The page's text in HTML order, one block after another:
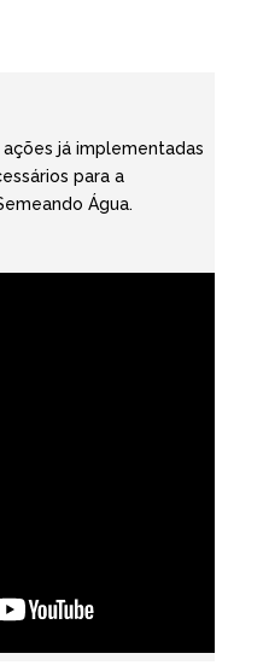
já implementadas
para a
Água.